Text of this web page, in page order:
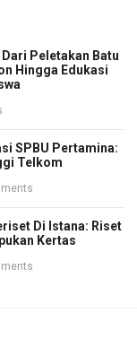
Peletakan Batu
Hingga Edukasi
SPBU Pertamina:
Telkom
Di Istana: Riset
Kertas